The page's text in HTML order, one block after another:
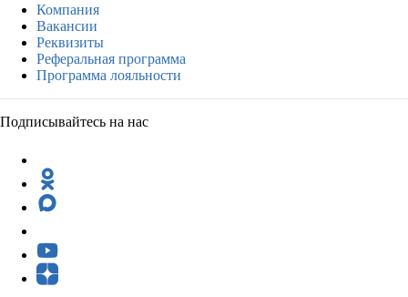
Компания
Вакансии
Реквизиты
Реферальная программа
Программа лояльности
Подписывайтесь на нас